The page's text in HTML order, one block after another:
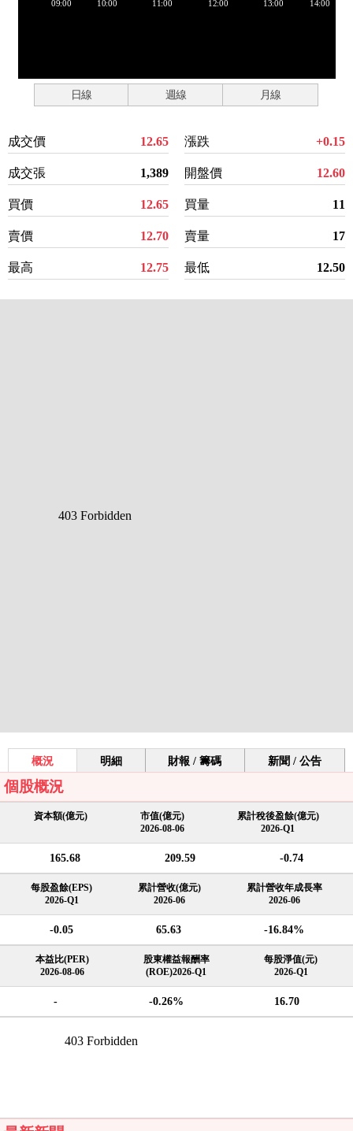
日線 週線 月線
成交價 12.65
成交張 1,389
買價 12.65
賣價 12.70
最高 12.75
漲跌 +0.15
開盤價 12.60
買量 11
賣量 17
最低 12.50
概況 明細 財報 / 籌碼 新聞 / 公告
個股概況
資本額(億元)
市值(億元)
2026-08-06
累計稅後盈餘(億元)
2026-Q1
165.68 209.59 -0.74
每股盈餘(EPS)
2026-Q1
累計營收(億元)
2026-06
累計營收年成長率
2026-06
-0.05 65.63 -16.84%
本益比(PER)
2026-08-06
股東權益報酬率
(ROE)2026-Q1
每股淨值(元)
2026-Q1
- -0.26% 16.70